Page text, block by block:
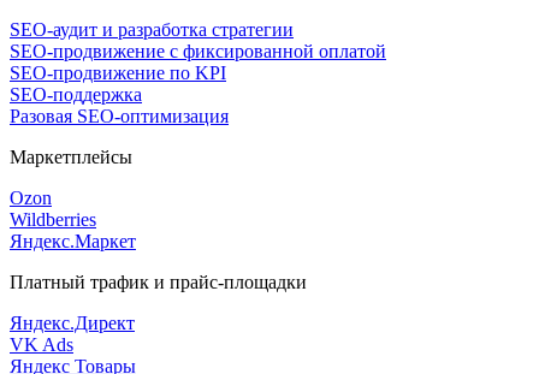
SEO-аудит и разработка стратегии
SEO-продвижение с фиксированной оплатой
SEO-продвижение по KPI
SEO-поддержка
Разовая SEO-оптимизация
Маркетплейсы
Ozon
Wildberries
Яндекс.Маркет
Платный трафик и прайс-площадки
Яндекс.Директ
VK Ads
Яндекс Товары